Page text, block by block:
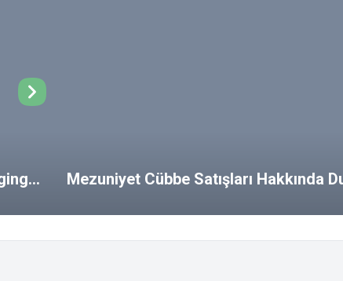
Mezuniyet Cübbe Satışları Hakkında